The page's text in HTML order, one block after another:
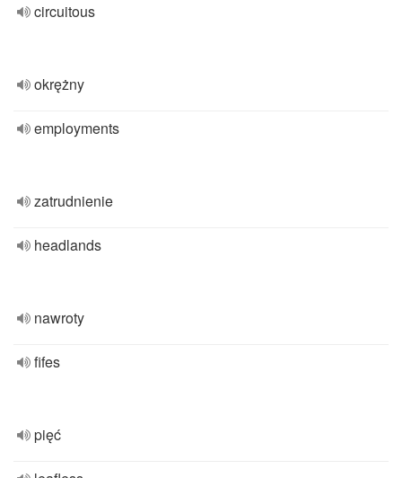
circuitous
okrężny
employments
zatrudnienie
headlands
nawroty
fifes
pięć